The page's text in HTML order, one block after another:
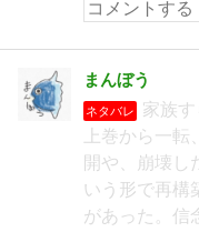
まんぼう
ネタバレ
家族
上巻から一
開や、崩壊し
いう形で再構
があった。信